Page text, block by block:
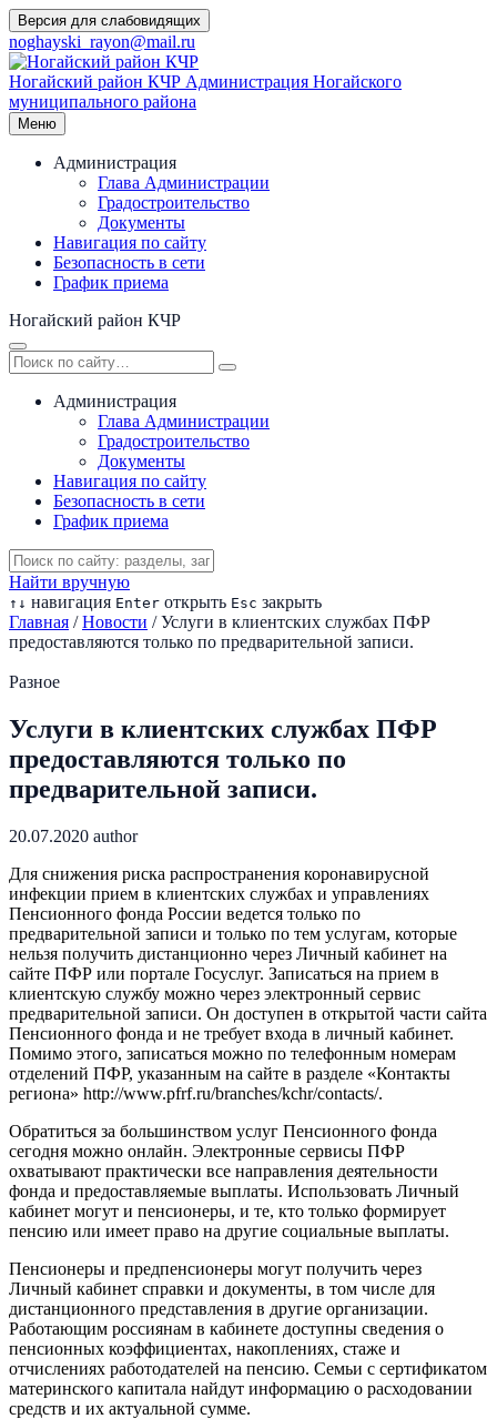
Перейти
к
содержимому
Версия для слабовидящих
noghayski_rayon@mail.ru
Ногайский район КЧР Администрация Ногайского
муниципального района
Меню
Администрация
Глава Администрации
Градостроительство
Документы
Навигация по сайту
Безопасность в сети
График приема
Ногайский район КЧР
Администрация
Глава Администрации
Градостроительство
Документы
Навигация по сайту
Безопасность в сети
График приема
Найти вручную
↑ ↓ навигация Enter открыть Esc закрыть
Главная / Новости / Услуги в клиентских службах ПФР
предоставляются только по предварительной записи.
Разное
Услуги в клиентских службах ПФР
предоставляются только по
предварительной записи.
20.07.2020 author
Для снижения риска распространения коронавирусной
инфекции прием в клиентских службах и управлениях
Пенсионного фонда России ведется только по
предварительной записи и только по тем услугам, которые
нельзя получить дистанционно через Личный кабинет на
сайте ПФР или портале Госуслуг. Записаться на прием в
клиентскую службу можно через электронный сервис
предварительной записи. Он доступен в открытой части сайта
Пенсионного фонда и не требует входа в личный кабинет.
Помимо этого, записаться можно по телефонным номерам
отделений ПФР, указанным на сайте в разделе «Контакты
региона» http://www.pfrf.ru/branches/kchr/contacts/.
Обратиться за большинством услуг Пенсионного фонда
сегодня можно онлайн. Электронные сервисы ПФР
охватывают практически все направления деятельности
фонда и предоставляемые выплаты. Использовать Личный
кабинет могут и пенсионеры, и те, кто только формирует
пенсию или имеет право на другие социальные выплаты.
Пенсионеры и предпенсионеры могут получить через
Личный кабинет справки и документы, в том числе для
дистанционного представления в другие организации.
Работающим россиянам в кабинете доступны сведения о
пенсионных коэффициентах, накоплениях, стаже и
отчислениях работодателей на пенсию. Семьи с сертификатом
материнского капитала найдут информацию о расходовании
средств и их актуальной сумме.